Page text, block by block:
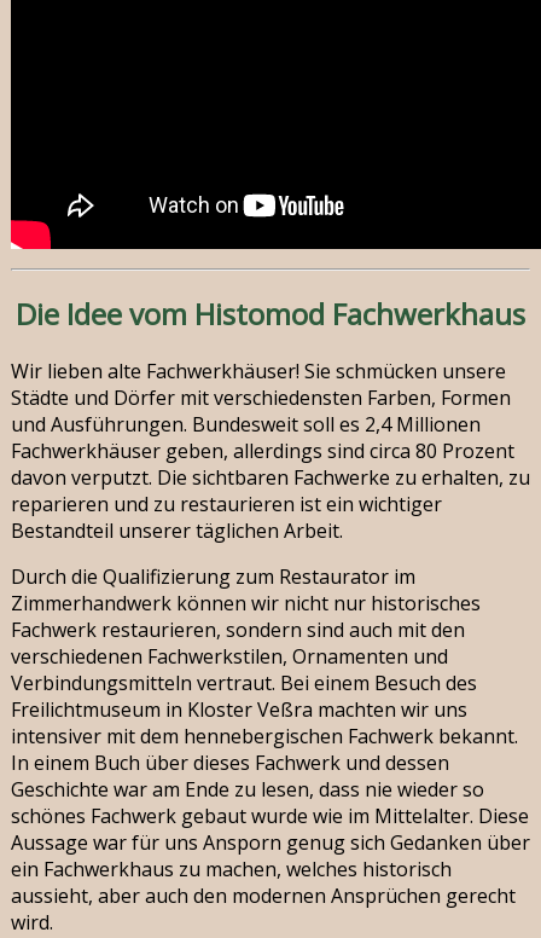
Die Idee vom Histomod Fachwerkhaus
Wir lieben alte Fachwerkhäuser! Sie schmücken unsere
Städte und Dörfer mit verschiedensten Farben, Formen
und Ausführungen. Bundesweit soll es 2,4 Millionen
Fachwerkhäuser geben, allerdings sind circa 80 Prozent
davon verputzt. Die sichtbaren Fachwerke zu erhalten, zu
reparieren und zu restaurieren ist ein wichtiger
Bestandteil unserer täglichen Arbeit.
Durch die Qualifizierung zum Restaurator im
Zimmerhandwerk können wir nicht nur historisches
Fachwerk restaurieren, sondern sind auch mit den
verschiedenen Fachwerkstilen, Ornamenten und
Verbindungsmitteln vertraut. Bei einem Besuch des
Freilichtmuseum in Kloster Veßra machten wir uns
intensiver mit dem hennebergischen Fachwerk bekannt.
In einem Buch über dieses Fachwerk und dessen
Geschichte war am Ende zu lesen, dass nie wieder so
schönes Fachwerk gebaut wurde wie im Mittelalter. Diese
Aussage war für uns Ansporn genug sich Gedanken über
ein Fachwerkhaus zu machen, welches historisch
aussieht, aber auch den modernen Ansprüchen gerecht
wird.